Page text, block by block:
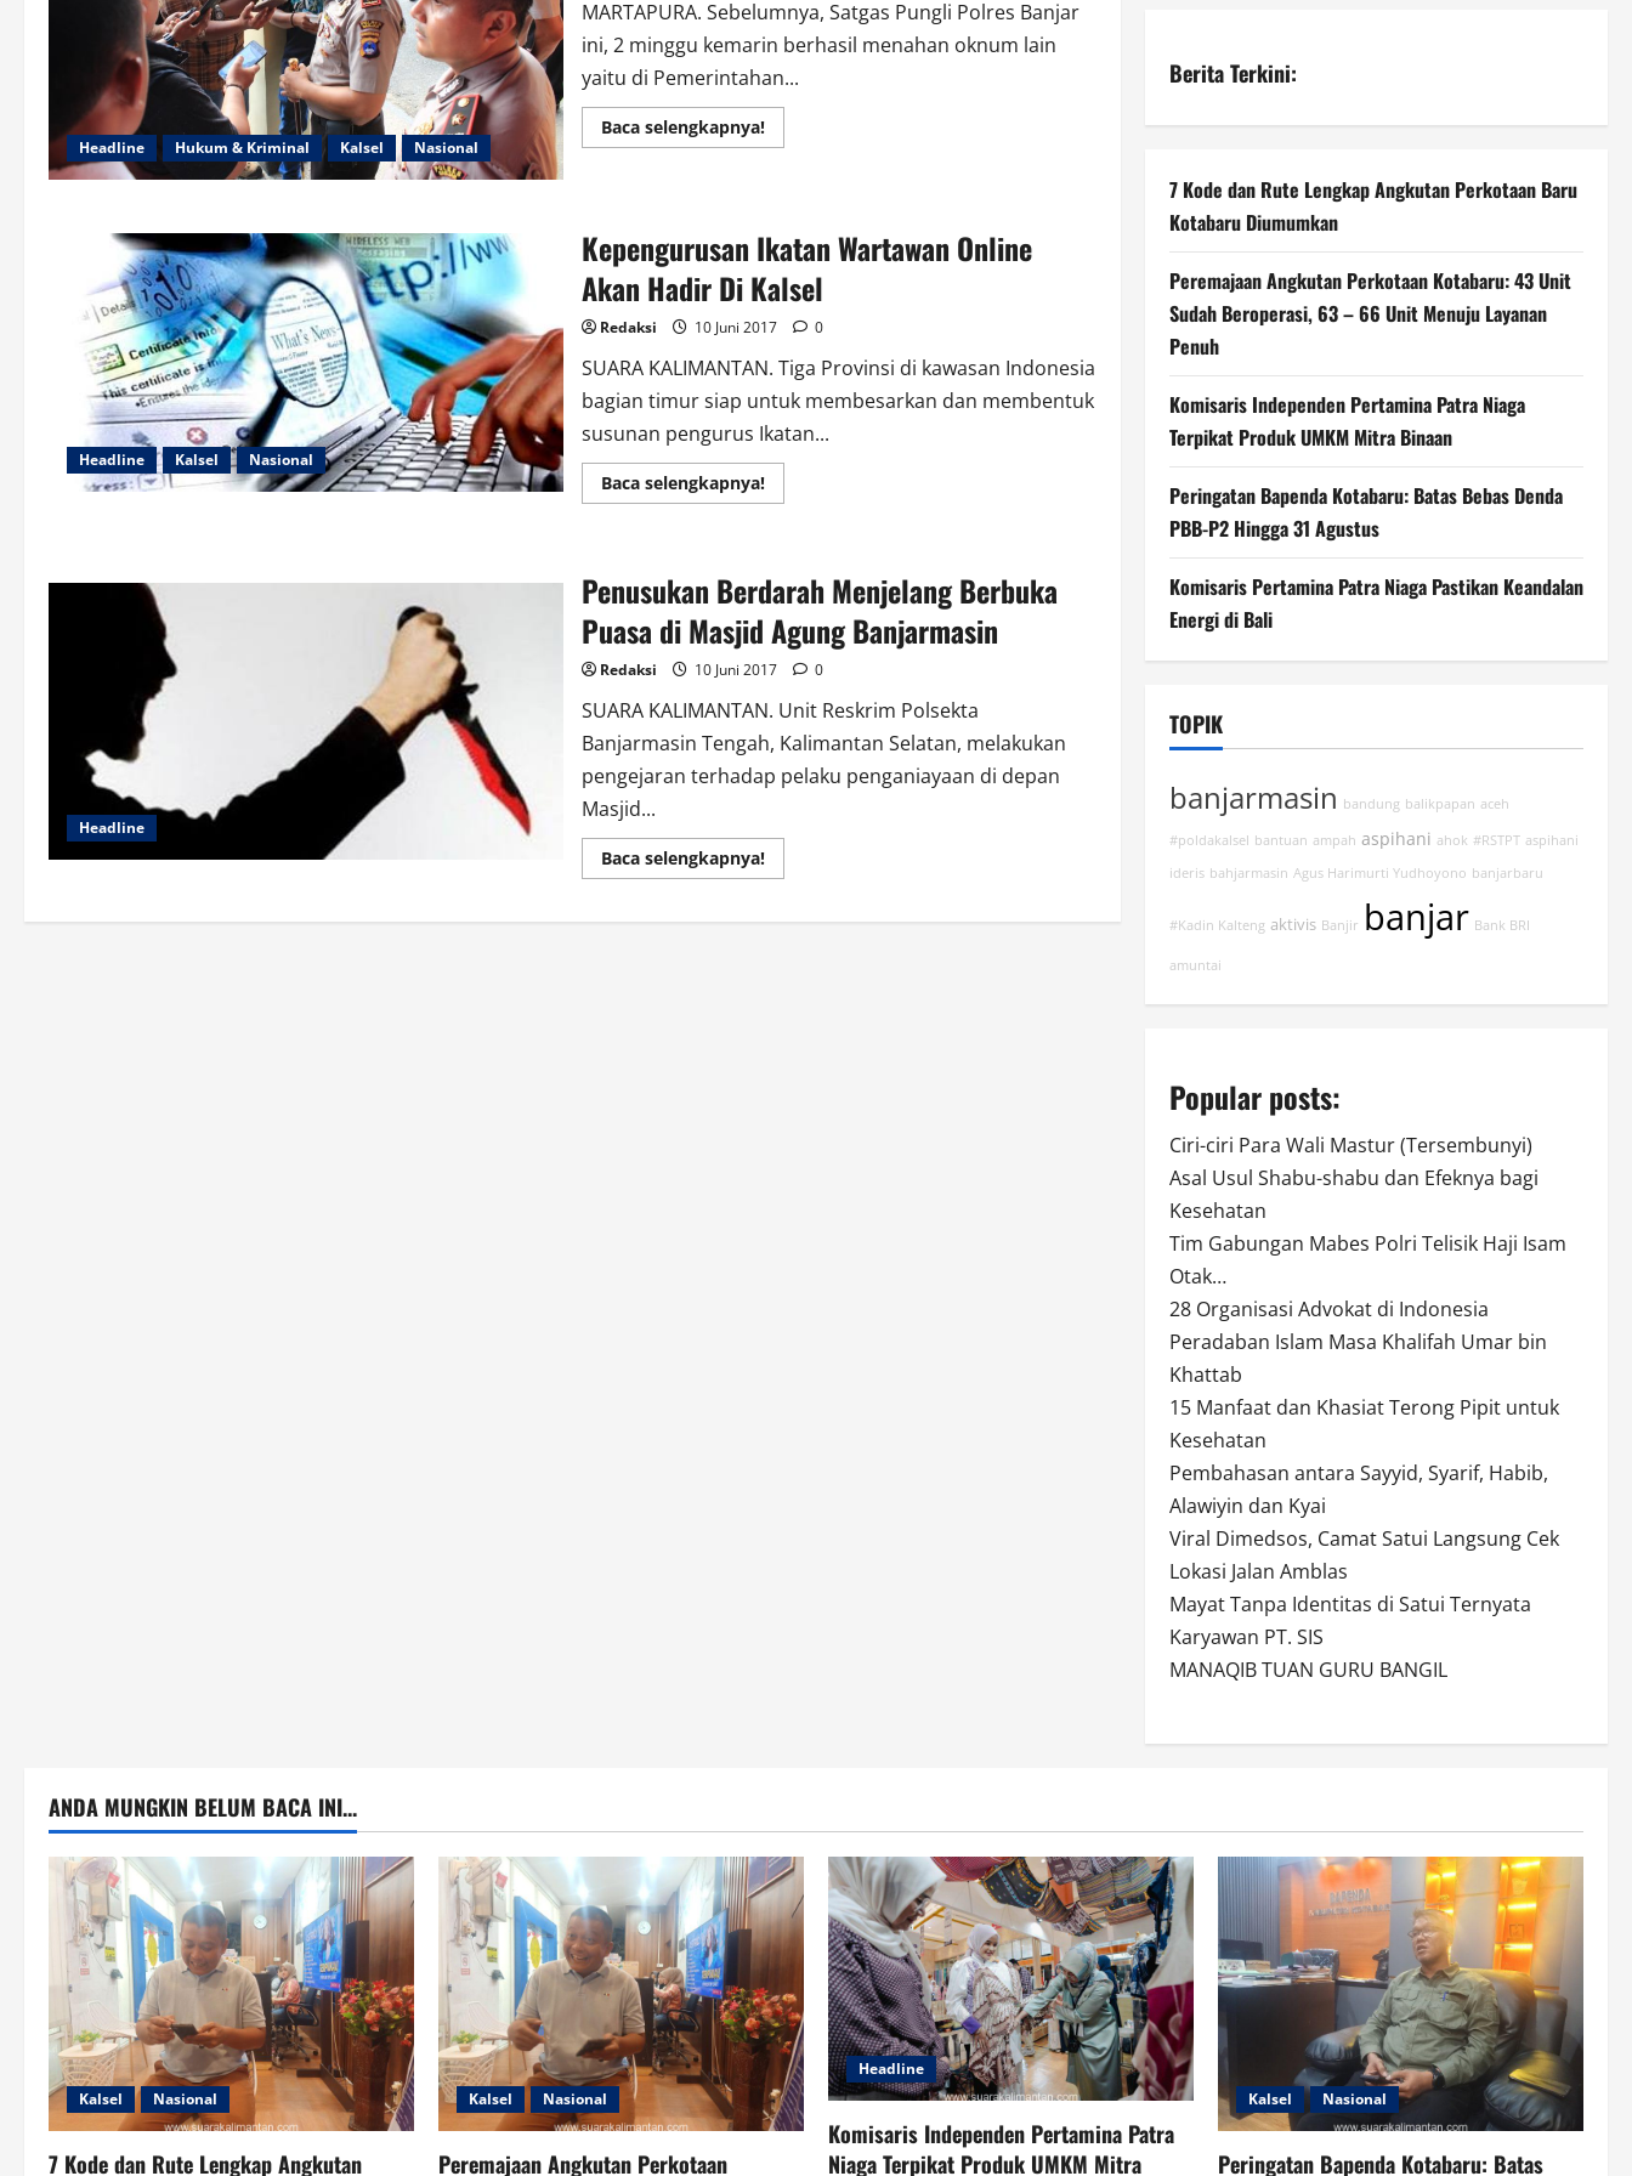
Headline Hukum & Kriminal Kalsel Nasional
MARTAPURA. Sebelumnya, Satgas Pungli Polres Banjar
ini, 2 minggu kemarin berhasil menahan oknum lain
yaitu di Pemerintahan...
Baca selengkapnya!Read
more
Tangkap
Karyawan
PD
Pasar
Batuah
Headline Kalsel Nasional
Kepengurusan Ikatan Wartawan Online
Akan Hadir Di Kalsel
Redaksi 10 Juni 2017 0
SUARA KALIMANTAN. Tiga Provinsi di kawasan Indonesia
bagian timur siap untuk membesarkan dan membentuk
susunan pengurus Ikatan...
Baca selengkapnya!Read
more
Online
Akan
Hadir
Di
Kalsel
Headline
Penusukan Berdarah Menjelang Berbuka
Puasa di Masjid Agung Banjarmasin
Redaksi 10 Juni 2017 0
SUARA KALIMANTAN. Unit Reskrim Polsekta
Banjarmasin Tengah, Kalimantan Selatan, melakukan
pengejaran terhadap pelaku penganiayaan di depan
Masjid...
Baca selengkapnya!Read
more
Berdarah
Berita Terkini:
7 Kode dan Rute Lengkap Angkutan Perkotaan Baru
Kotabaru Diumumkan
Peremajaan Angkutan Perkotaan Kotabaru: 43 Unit
Sudah Beroperasi, 63 – 66 Unit Menuju Layanan
Penuh
Komisaris Independen Pertamina Patra Niaga
Terpikat Produk UMKM Mitra Binaan
Peringatan Bapenda Kotabaru: Batas Bebas Denda
PBB-P2 Hingga 31 Agustus
Komisaris Pertamina Patra Niaga Pastikan Keandalan
Energi di Bali
TOPIK
banjarmasin bandung balikpapan aceh
#poldakalsel bantuan ampah aspihani ahok #RSTPT aspihani
ideris bahjarmasin Agus Harimurti Yudhoyono banjarbaru
#Kadin Kalteng aktivis Banjir banjar Bank BRI
amuntai
Popular posts:
Ciri-ciri Para Wali Mastur (Tersembunyi)
Asal Usul Shabu-shabu dan Efeknya bagi
Kesehatan
Tim Gabungan Mabes Polri Telisik Haji Isam
Otak…
28 Organisasi Advokat di Indonesia
Peradaban Islam Masa Khalifah Umar bin
Khattab
15 Manfaat dan Khasiat Terong Pipit untuk
Kesehatan
Pembahasan antara Sayyid, Syarif, Habib,
Alawiyin dan Kyai
Viral Dimedsos, Camat Satui Langsung Cek
Lokasi Jalan Amblas
Mayat Tanpa Identitas di Satui Ternyata
Karyawan PT. SIS
MANAQIB TUAN GURU BANGIL
ANDA MUNGKIN BELUM BACA INI...
Kalsel Nasional
7 Kode dan Rute Lengkap Angkutan
Kalsel Nasional
Peremajaan Angkutan Perkotaan
Headline
Komisaris Independen Pertamina Patra
Niaga Terpikat Produk UMKM Mitra
Kalsel Nasional
Peringatan Bapenda Kotabaru: Batas